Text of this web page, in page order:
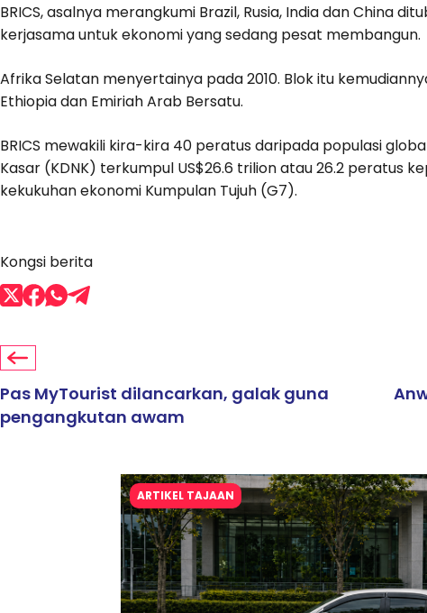
BRICS, asalnya merangkumi Brazil, Rusia, India dan China
kerjasama untuk ekonomi yang sedang pesat membangun.
Afrika Selatan menyertainya pada 2010. Blok itu
Ethiopia dan Emiriah Arab Bersatu.
BRICS mewakili kira-kira 40 peratus daripada populasi
Kasar (KDNK) terkumpul US$26.6 trilion atau 26.2 peratus
kekukuhan ekonomi Kumpulan Tujuh (G7).
Kongsi berita
Pas MyTourist dilancarkan, galak guna
pengangkutan awam
ARTIKEL TAJAAN